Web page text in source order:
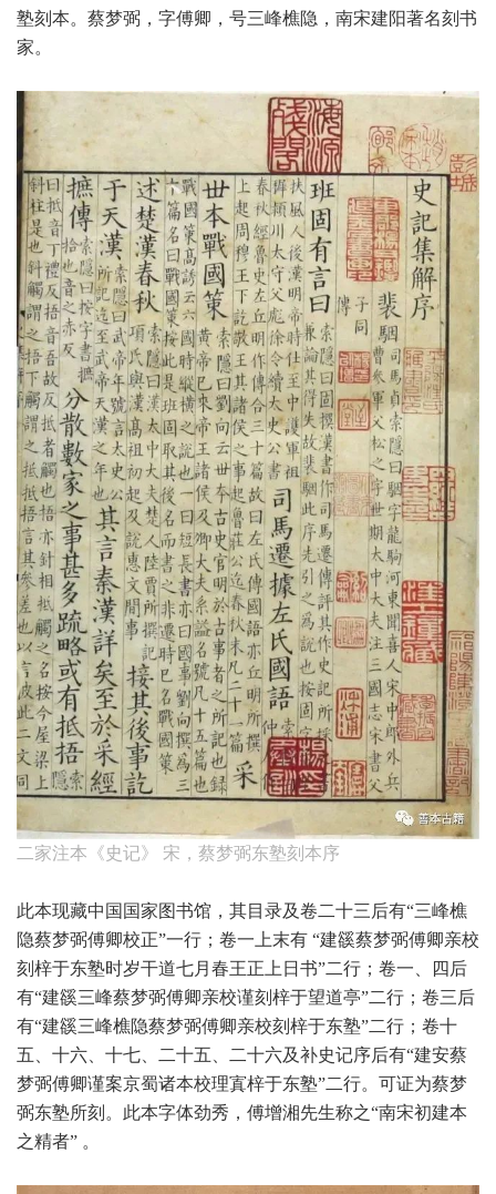
塾刻本。蔡梦弼，字傅卿，号三峰樵隐，南宋建阳著名刻书
家。
二家注本《史记》 宋，蔡梦弼东塾刻本序
此本现藏中国国家图书馆，其目录及卷二十三后有“三峰樵
隐蔡梦弼傅卿校正”一行；卷一上末有 “建豀蔡梦弼傅卿亲校
刻梓于东塾时岁干道七月春王正上日书”二行；卷一、四后
有“建豀三峰蔡梦弼傅卿亲校谨刻梓于望道亭”二行；卷三后
有“建豀三峰樵隐蔡梦弼傅卿亲校刻梓于东塾”二行；卷十
五、十六、十七、二十五、二十六及补史记序后有“建安蔡
梦弼傅卿谨案京蜀诸本校理寘梓于东塾”二行。可证为蔡梦
弼东塾所刻。此本字体劲秀，傅增湘先生称之“南宋初建本
之精者” 。